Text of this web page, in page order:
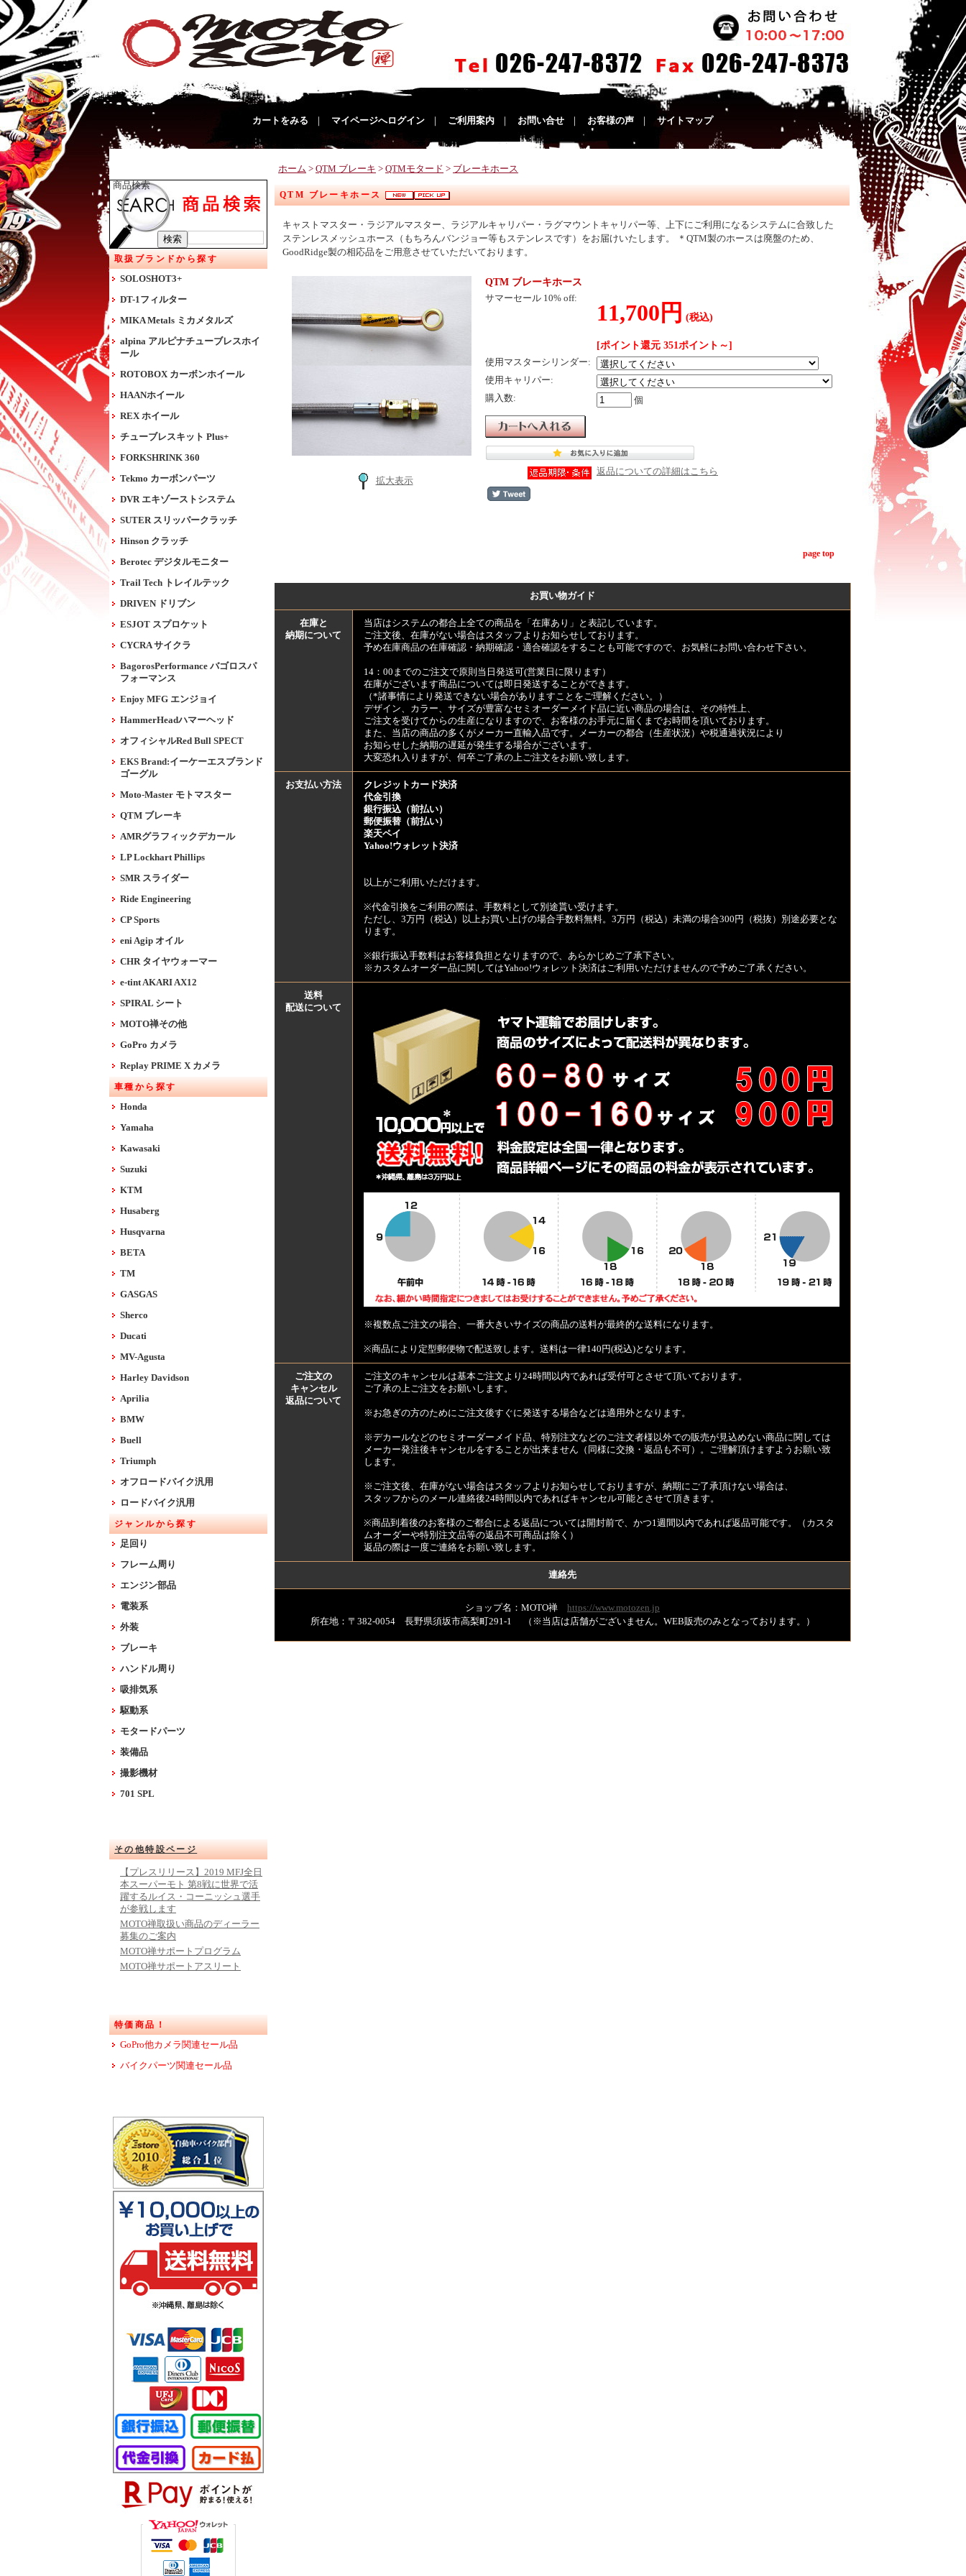
カートをみる マイページへログイン ご利用案内 お問い合せ お客様の声 サイトマップ
商品検索
取扱ブランドから探す
SOLOSHOT3+
DT-1フィルター
MIKA Metals ミカメタルズ
alpina アルピナチューブレスホイ
ール
ROTOBOX カーボンホイール
HAANホイール
REX ホイール
チューブレスキット Plus+
FORKSHRINK 360
Tekmo カーボンパーツ
DVR エキゾーストシステム
SUTER スリッパークラッチ
Hinson クラッチ
Berotec デジタルモニター
Trail Tech トレイルテック
DRIVEN ドリブン
ESJOT スプロケット
CYCRA サイクラ
BagorosPerformance バゴロスパ
フォーマンス
Enjoy MFG エンジョイ
HammerHeadハマーヘッド
オフィシャルRed Bull SPECT
EKS Brand:イーケーエスブランド
ゴーグル
Moto-Master モトマスター
QTM ブレーキ
AMRグラフィックデカール
LP Lockhart Phillips
SMR スライダー
Ride Engineering
CP Sports
eni Agip オイル
CHR タイヤウォーマー
e-tint AKARI AX12
SPIRAL シート
MOTO禅その他
GoPro カメラ
Replay PRIME X カメラ
車種から探す
Honda
Yamaha
Kawasaki
Suzuki
KTM
Husaberg
Husqvarna
BETA
TM
GASGAS
Sherco
Ducati
MV-Agusta
Harley Davidson
Aprilia
BMW
Buell
Triumph
オフロードバイク汎用
ロードバイク汎用
ジャンルから探す
足回り
フレーム周り
エンジン部品
電装系
外装
ブレーキ
ハンドル周り
吸排気系
駆動系
モタードパーツ
装備品
撮影機材
701 SPL
その他特設ページ
【プレスリリース】2019 MFJ全日
本スーパーモト 第8戦に世界で活
躍するルイス・コーニッシュ選手
が参戦します
MOTO禅取扱い商品のディーラー
募集のご案内
MOTO禅サポートプログラム
MOTO禅サポートアスリート
特価商品！
GoPro他カメラ関連セール品
バイクパーツ関連セール品
ホーム > QTM ブレーキ > QTMモタード > ブレーキホース
QTM ブレーキホース
キャストマスター・ラジアルマスター、ラジアルキャリパー・ラグマウントキャリパー等、上下にご利用になるシステムに合致した
ステンレスメッシュホース（もちろんバンジョー等もステンレスです）をお届けいたします。 ＊QTM製のホースは廃盤のため、
GoodRidge製の相応品をご用意させていただいております。
拡大表示
QTM ブレーキホース
サマーセール 10% off:
11,700円 (税込)
[ポイント還元 351ポイント～]
使用マスターシリンダー:
使用キャリパー:
購入数:
個
返品についての詳細はこちら
page top
お買い物ガイド
在庫と
納期について
当店はシステムの都合上全ての商品を「在庫あり」と表記しています。
ご注文後、在庫がない場合はスタッフよりお知らせしております。
予め在庫商品の在庫確認・納期確認・適合確認をすることも可能ですので、お気軽にお問い合わせ下さい。
14：00までのご注文で原則当日発送可(営業日に限ります）
在庫がございます商品については即日発送することができます。
（*諸事情により発送できない場合がありますことをご理解ください。）
デザイン、カラー、サイズが豊富なセミオーダーメイド品に近い商品の場合は、その特性上、
ご注文を受けてからの生産になりますので、お客様のお手元に届くまでお時間を頂いております。
また、当店の商品の多くがメーカー直輸入品です。メーカーの都合（生産状況）や税通過状況により
お知らせした納期の遅延が発生する場合がございます。
大変恐れ入りますが、何卒ご了承の上ご注文をお願い致します。
お支払い方法
クレジットカード決済
代金引換
銀行振込（前払い）
郵便振替（前払い）
楽天ペイ
Yahoo!ウォレット決済
以上がご利用いただけます。
※代金引換をご利用の際は、手数料として別途貰い受けます。
ただし、3万円（税込）以上お買い上げの場合手数料無料。3万円（税込）未満の場合300円（税抜）別途必要とな
ります。
※銀行振込手数料はお客様負担となりますので、あらかじめご了承下さい。
※カスタムオーダー品に関してはYahoo!ウォレット決済はご利用いただけませんので予めご了承ください。
送料
配送について
※複数点ご注文の場合、一番大きいサイズの商品の送料が最終的な送料になります。
※商品により定型郵便物で配送致します。送料は一律140円(税込)となります。
ご注文の
キャンセル
返品について
ご注文のキャンセルは基本ご注文より24時間以内であれば受付可とさせて頂いております。
ご了承の上ご注文をお願いします。
※お急ぎの方のためにご注文後すぐに発送する場合などは適用外となります。
※デカールなどのセミオーダーメイド品、特別注文などのご注文者様以外での販売が見込めない商品に関しては
メーカー発注後キャンセルをすることが出来ません（同様に交換・返品も不可）。ご理解頂けますようお願い致
します。
※ご注文後、在庫がない場合はスタッフよりお知らせしておりますが、納期にご了承頂けない場合は、
スタッフからのメール連絡後24時間以内であればキャンセル可能とさせて頂きます。
※商品到着後のお客様のご都合による返品については開封前で、かつ1週間以内であれば返品可能です。（カスタ
ムオーダーや特別注文品等の返品不可商品は除く）
返品の際は一度ご連絡をお願い致します。
連絡先
ショップ名：MOTO禅 https://www.motozen.jp
所在地：〒382-0054 長野県須坂市高梨町291-1 （※当店は店舗がございません。WEB販売のみとなっております。）